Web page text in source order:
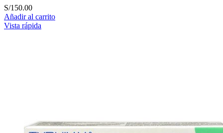
S/150.00
Añadir al carrito
Vista rápida